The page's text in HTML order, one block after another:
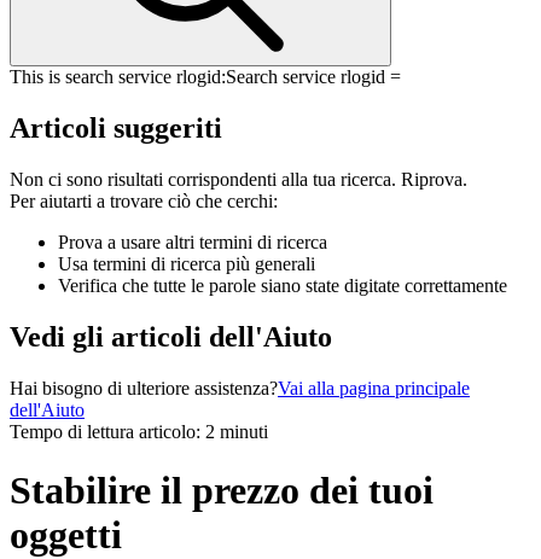
This is search service rlogid:Search service rlogid =
Articoli suggeriti
Non ci sono risultati corrispondenti alla tua ricerca. Riprova.
Per aiutarti a trovare ciò che cerchi:
Prova a usare altri termini di ricerca
Usa termini di ricerca più generali
Verifica che tutte le parole siano state digitate correttamente
Vedi gli articoli dell'Aiuto
Hai bisogno di ulteriore assistenza?Vai alla pagina principale
dell'Aiuto
Tempo di lettura articolo: 2 minuti
Stabilire il prezzo dei tuoi
oggetti